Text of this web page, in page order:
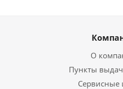
О
Пункты
Сервисные